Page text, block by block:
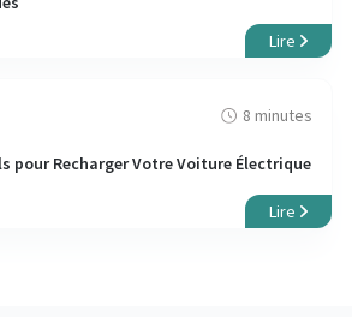
Lire
8 minutes
pour Recharger Votre Voiture Électrique
Lire